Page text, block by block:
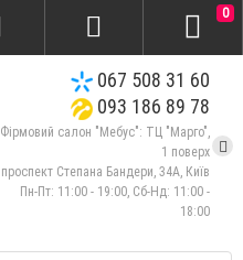
067 508 31 60
093 186 89 78
Фірмовий салон "Мебус": ТЦ "Марго",
1 поверх
проспект Степана Бандери, 34А, Київ
Пн-Пт: 11:00 - 19:00, Сб-Нд: 11:00 -
18:00
0